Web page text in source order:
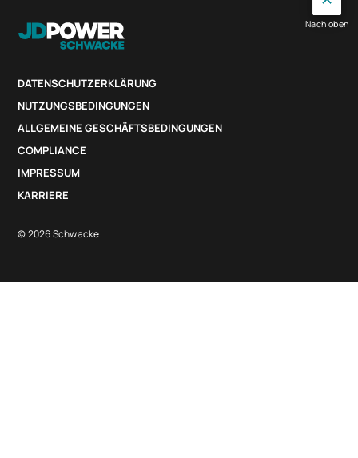
DATENSCHUTZERKLÄRUNG
NUTZUNGSBEDINGUNGEN
ALLGEMEINE GESCHÄFTSBEDINGUNGEN
COMPLIANCE
IMPRESSUM
KARRIERE
© 2026 Schwacke
Nach oben